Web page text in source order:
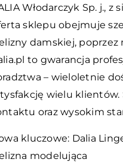
Włodarczyk Sp. j.,
sklepu obejmuje
damskiej, poprzez
to gwarancja
– wieloletnie
wielu klientów.
oraz wysokim
kluczowe: Dalia
modelująca